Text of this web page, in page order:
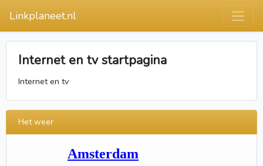
Linkplaneet.nl
Internet en tv startpagina
Internet en tv
Het weer